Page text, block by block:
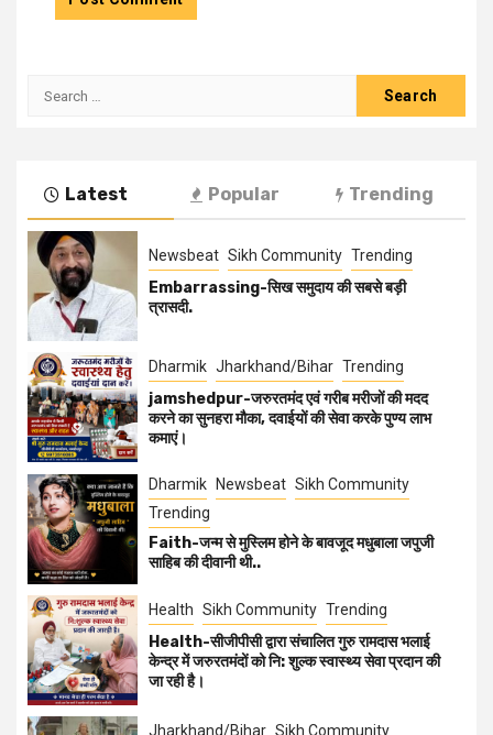
Latest Popular Trending
Newsbeat Sikh Community Trending
Embarrassing-सिख समुदाय की सबसे बड़ी
त्रासदी.
Dharmik Jharkhand/Bihar Trending
jamshedpur-जरुरतमंद एवं गरीब मरीजों की मदद
करने का सुनहरा मौका, दवाईयों की सेवा करके पुण्य लाभ
कमाएं।
Dharmik Newsbeat Sikh Community
Trending
Faith-जन्म से मुस्लिम होने के बावजूद मधुबाला जपुजी
साहिब की दीवानी थी..
Health Sikh Community Trending
Health-सीजीपीसी द्वारा संचालित गुरु रामदास भलाई
केन्द्र में जरुरतमंदों को नि: शुल्क स्वास्थ्य सेवा प्रदान की
जा रही है।
Jharkhand/Bihar Sikh Community